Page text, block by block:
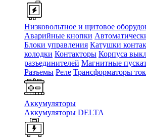
Низковольтное и щитовое
Аварийные кнопки
Блоки управления Катушки
колодки Контакторы Корпуса
разъединителей Магнитные
Разъемы Реле Трансформаторы
Аккумуляторы
Аккумуляторы DELTA